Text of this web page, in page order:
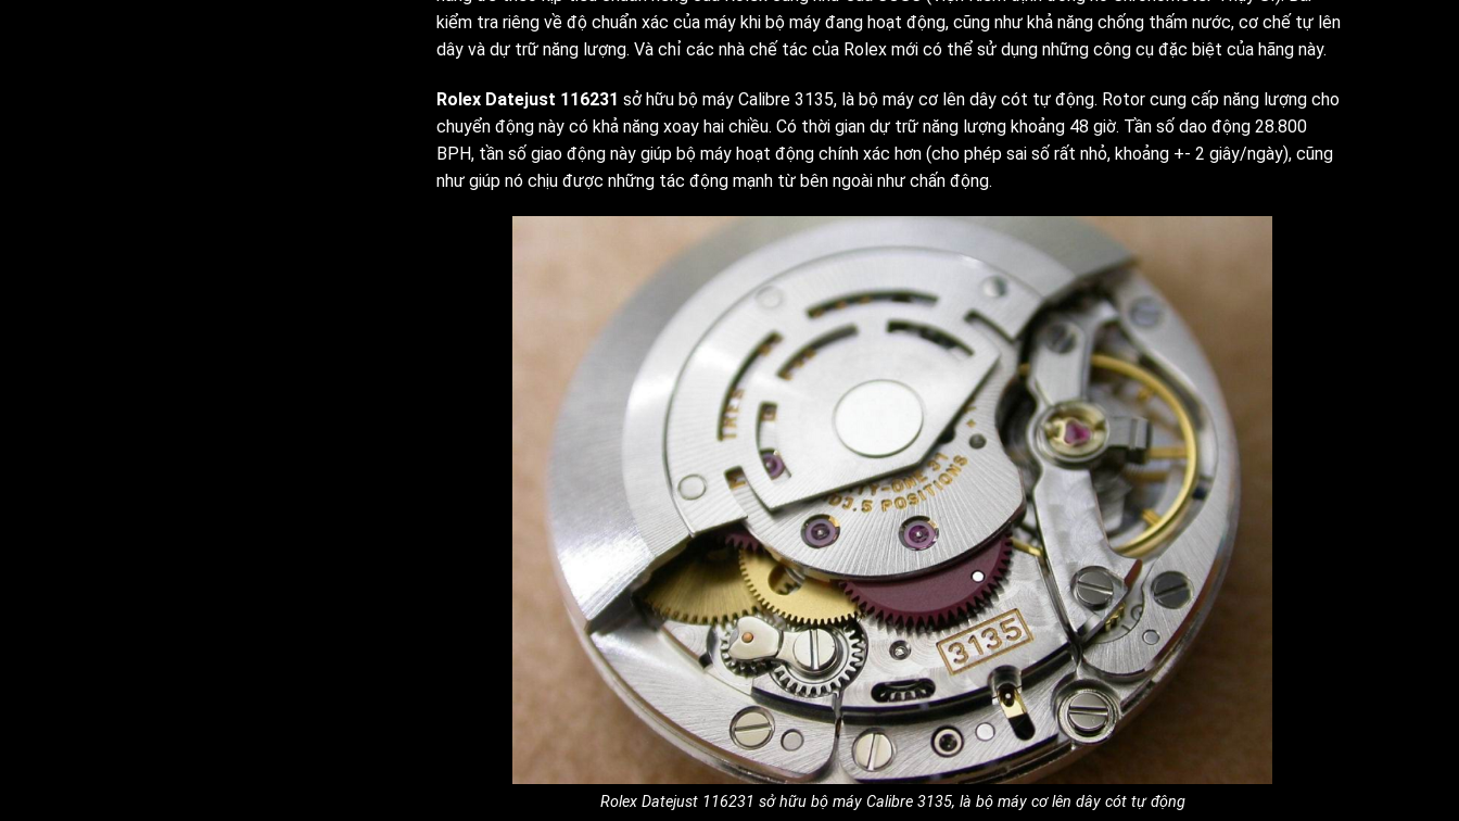
kiểm tra riêng về độ chuẩn xác của máy khi bộ máy đang hoạt động, cũng như khả năng chống thấm nước, cơ chế tự lên
dây và dự trữ năng lượng. Và chỉ các nhà chế tác của Rolex mới có thể sử dụng những công cụ đặc biệt của hãng này.
Rolex Datejust 116231 sở hữu bộ máy Calibre 3135, là bộ máy cơ lên dây cót tự động. Rotor cung cấp năng lượng cho
chuyển động này có khả năng xoay hai chiều. Có thời gian dự trữ năng lượng khoảng 48 giờ. Tần số dao động 28.800
BPH, tần số giao động này giúp bộ máy hoạt động chính xác hơn (cho phép sai số rất nhỏ, khoảng +- 2 giây/ngày), cũng
như giúp nó chịu được những tác động mạnh từ bên ngoài như chấn động.
Rolex Datejust 116231 sở hữu bộ máy Calibre 3135, là bộ máy cơ lên dây cót tự động